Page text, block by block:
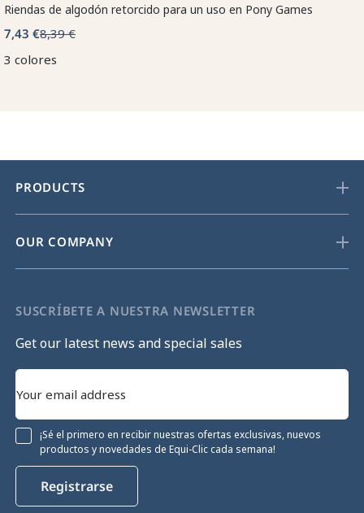
Riendas de algodón retorcido para un uso en Pony Games
7,43 €8,39 €
3 colores
PRODUCTS
OUR COMPANY
SUSCRÍBETE A NUESTRA NEWSLETTER
Get our latest news and special sales
¡Sé el primero en recibir nuestras ofertas exclusivas, nuevos
productos y novedades de Equi-Clic cada semana!
Registrarse